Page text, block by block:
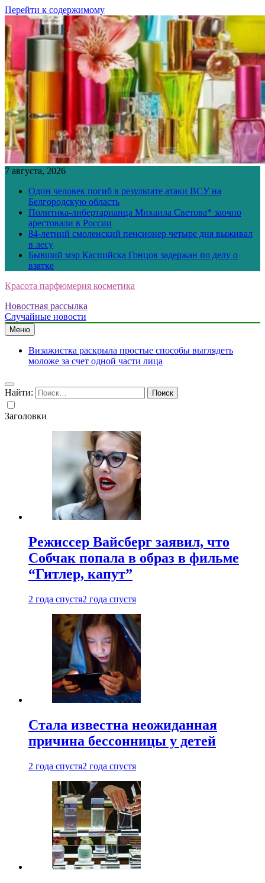
Перейти к содержимому
7 августа, 2026
Один человек погиб в результате атаки ВСУ на
Белгородскую область
Политика-либертарианца Михаила Светова* заочно
арестовали в России
84-летний смоленский пенсионер четыре дня выживал
в лесу
Бывший мэр Каспийска Гонцов задержан по делу о
взятке
Красота парфюмерия косметика
Новостная рассылка
Случайные новости
Меню
Визажистка раскрыла простые способы выглядеть
моложе за счет одной части лица
Найти:
Заголовки
Режиссер Вайсберг заявил, что
Собчак попала в образ в фильме
“Гитлер, капут”
2 года спустя2 года спустя
Стала известна неожиданная
причина бессонницы у детей
2 года спустя2 года спустя